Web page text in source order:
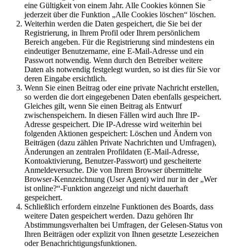
eine Gültigkeit von einem Jahr. Alle Cookies können Sie
jederzeit über die Funktion „Alle Cookies löschen“ löschen.
Weiterhin werden die Daten gespeichert, die Sie bei der
Registrierung, in Ihrem Profil oder Ihrem persönlichem
Bereich angeben. Für die Registrierung sind mindestens ein
eindeutiger Benutzername, eine E-Mail-Adresse und ein
Passwort notwendig. Wenn durch den Betreiber weitere
Daten als notwendig festgelegt wurden, so ist dies für Sie vor
deren Eingabe ersichtlich.
Wenn Sie einen Beitrag oder eine private Nachricht erstellen,
so werden die dort eingegebenen Daten ebenfalls gespeichert.
Gleiches gilt, wenn Sie einen Beitrag als Entwurf
zwischenspeichern. In diesen Fällen wird auch Ihre IP-
Adresse gespeichert. Die IP-Adresse wird weiterhin bei
folgenden Aktionen gespeichert: Löschen und Ändern von
Beiträgen (dazu zählen Private Nachrichten und Umfragen),
Änderungen an zentralen Profildaten (E-Mail-Adresse,
Kontoaktivierung, Benutzer-Passwort) und gescheiterte
Anmeldeversuche. Die von Ihrem Browser übermittelte
Browser-Kennzeichnung (User Agent) wird nur in der „Wer
ist online?“-Funktion angezeigt und nicht dauerhaft
gespeichert.
Schließlich erfordern einzelne Funktionen des Boards, dass
weitere Daten gespeichert werden. Dazu gehören Ihr
Abstimmungsverhalten bei Umfragen, der Gelesen-Status von
Ihren Beiträgen oder explizit von Ihnen gesetzte Lesezeichen
oder Benachrichtigungsfunktionen.